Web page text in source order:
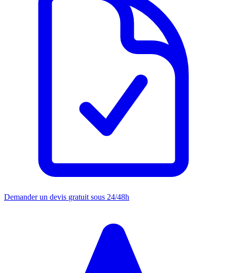
Demander un devis gratuit sous 24/48h